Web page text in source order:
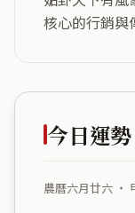
核心的行銷與
今日運勢
農曆六月廿六 ・